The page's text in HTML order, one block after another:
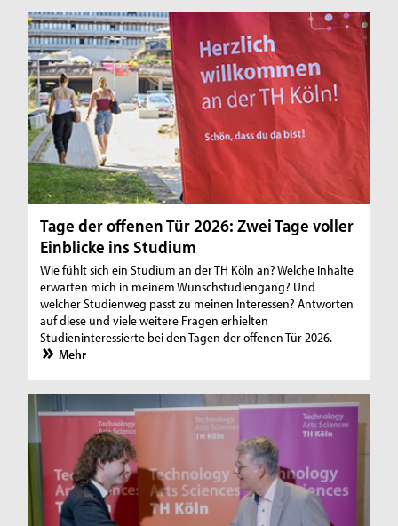
Tage der offenen Tür 2026: Zwei Tage voller
Einblicke ins Studium
Wie fühlt sich ein Studium an der TH Köln an? Welche Inhalte
erwarten mich in meinem Wunschstudiengang? Und
welcher Studienweg passt zu meinen Interessen? Antworten
auf diese und viele weitere Fragen erhielten
Studieninteressierte bei den Tagen der offenen Tür 2026.
Mehr